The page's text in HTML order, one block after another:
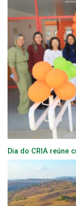
Dia do CRIA reúne